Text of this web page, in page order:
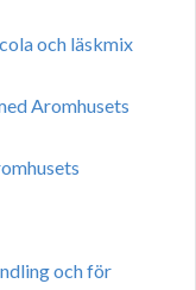
och läskmix
Aromhusets
och för